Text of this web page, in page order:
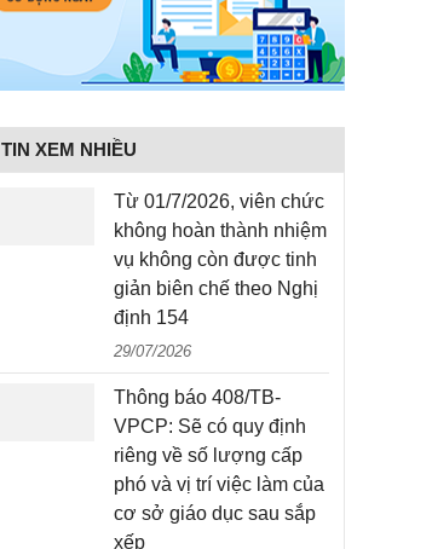
TIN XEM NHIỀU
Từ 01/7/2026, viên chức
không hoàn thành nhiệm
vụ không còn được tinh
giản biên chế theo Nghị
định 154
29/07/2026
Thông báo 408/TB-
VPCP: Sẽ có quy định
riêng về số lượng cấp
phó và vị trí việc làm của
cơ sở giáo dục sau sắp
xếp